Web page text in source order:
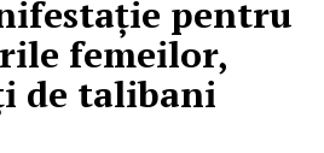
pentru
femeilor,
de talibani